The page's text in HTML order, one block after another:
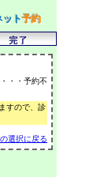
ット予約
・予約不
すので、診
選択に戻る